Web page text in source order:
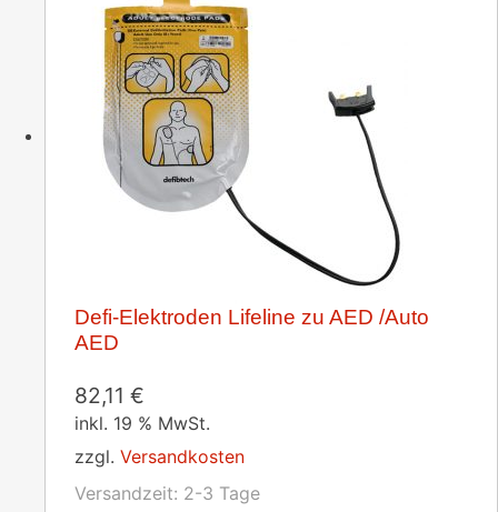
Defi-Elektroden Lifeline zu AED /Auto
AED
82,11 €
inkl. 19 % MwSt.
zzgl. Versandkosten
Versandzeit: 2-3 Tage